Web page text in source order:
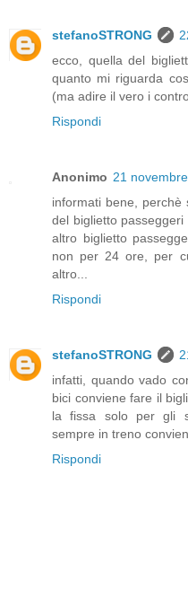
stefanoSTRONG
ecco, quella del
quanto mi riguarda
(ma adire il vero i
Rispondi
Anonimo 21
informati bene, perchè
del biglietto
altro biglietto
non per 24 ore, per
altro...
Rispondi
stefanoSTRONG
infatti, quando vado
bici conviene fare il
la fissa solo per gli
sempre in treno
Rispondi